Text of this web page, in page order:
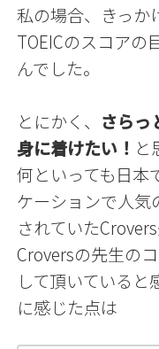
私の場合、きっか
TOEICのスコアの
んでした。
とにかく、 さらっ
身に着けたい！ と
何といっても日本
ケーションで人気
されていた
Croversの先生の
して頂いている
に感じた点は